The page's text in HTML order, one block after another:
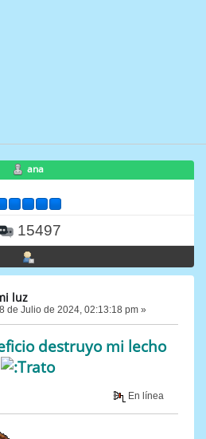
ana
15497
luz
de Julio de 2024, 02:13:18 pm »
destruyo mi lecho
En línea